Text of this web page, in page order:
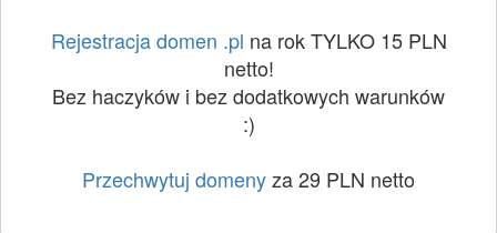
Rejestracja domen .pl na rok TYLKO 15 PLN
netto!
Bez haczyków i bez dodatkowych warunków
:)
Przechwytuj domenyza 29 PLN netto